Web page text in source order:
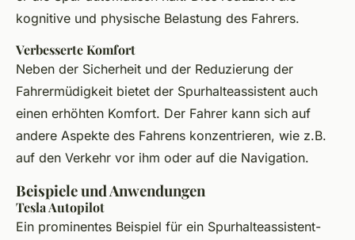
kognitive und physische Belastung des Fahrers.
Verbesserte Komfort
Neben der Sicherheit und der Reduzierung der
Fahrermüdigkeit bietet der Spurhalteassistent auch
einen erhöhten Komfort. Der Fahrer kann sich auf
andere Aspekte des Fahrens konzentrieren, wie z.B.
auf den Verkehr vor ihm oder auf die Navigation.
Beispiele und Anwendungen
Tesla Autopilot
Ein prominentes Beispiel für ein Spurhalteassistent-